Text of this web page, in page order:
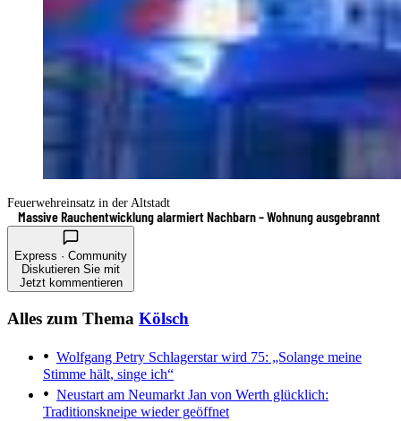
Feuerwehreinsatz in der Altstadt
Massive Rauchentwicklung alarmiert Nachbarn – Wohnung ausgebrannt
Express · Community
Diskutieren Sie mit
Jetzt kommentieren
Alles zum Thema Kölsch
Wolfgang Petry Schlagerstar wird 75: „Solange meine
Stimme hält, singe ich“
Neustart am Neumarkt Jan von Werth glücklich:
Traditionskneipe wieder geöffnet